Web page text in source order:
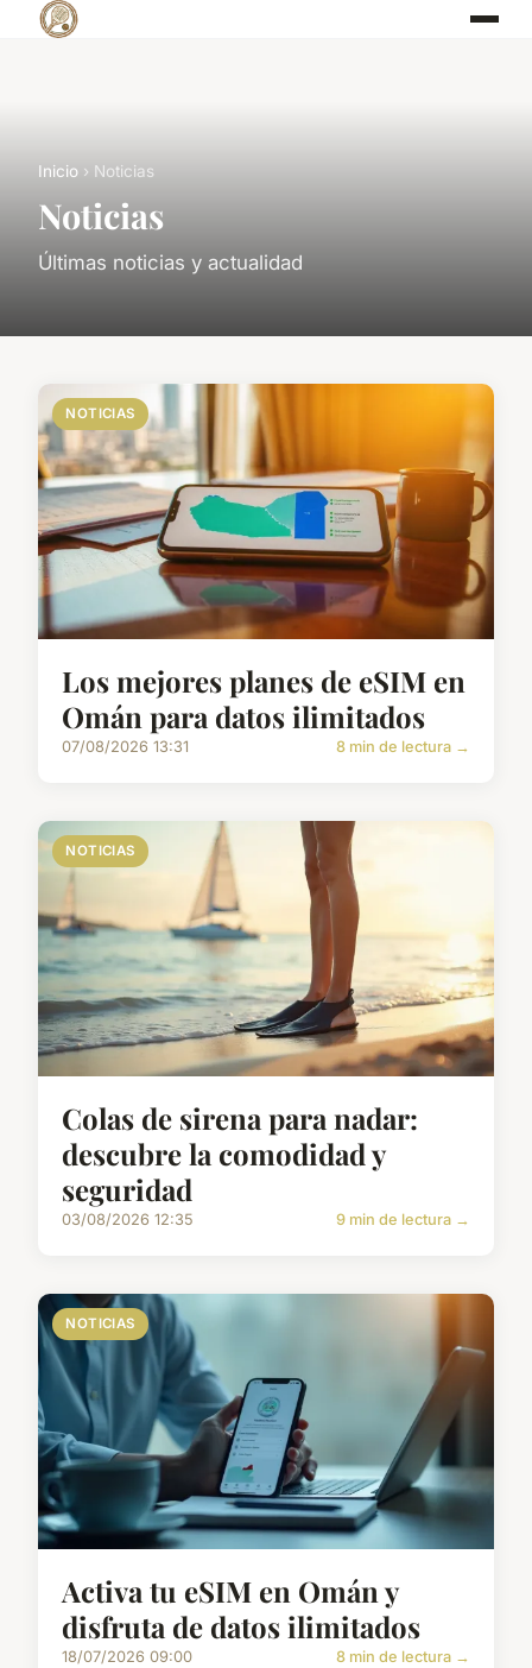
Inicio › Noticias
Noticias
Últimas noticias y actualidad
NOTICIAS
Los mejores planes de eSIM en
Omán para datos ilimitados
07/08/2026 13:31 8 min de lectura →
NOTICIAS
Colas de sirena para nadar:
descubre la comodidad y
seguridad
03/08/2026 12:35 9 min de lectura →
NOTICIAS
Activa tu eSIM en Omán y
disfruta de datos ilimitados
18/07/2026 09:00 8 min de lectura →